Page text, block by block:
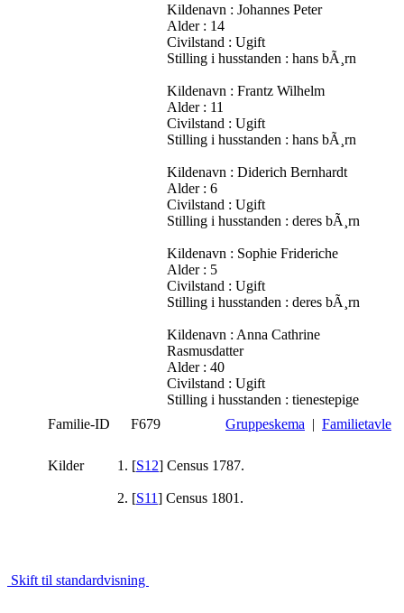
Kildenavn : Johannes Peter
Alder : 14
Civilstand : Ugift
Stilling i husstanden : hans bÃ¸rn
Kildenavn : Frantz Wilhelm
Alder : 11
Civilstand : Ugift
Stilling i husstanden : hans bÃ¸rn
Kildenavn : Diderich Bernhardt
Alder : 6
Civilstand : Ugift
Stilling i husstanden : deres bÃ¸rn
Kildenavn : Sophie Frideriche
Alder : 5
Civilstand : Ugift
Stilling i husstanden : deres bÃ¸rn
Kildenavn : Anna Cathrine
Rasmusdatter
Alder : 40
Civilstand : Ugift
Stilling i husstanden : tienestepige
Familie-ID
F679 Gruppeskema | Familietavle
Kilder [S12] Census 1787.
[S11] Census 1801.
Skift til standardvisning